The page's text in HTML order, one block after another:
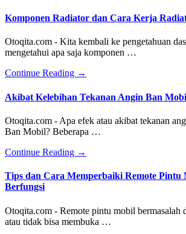
Dan
Setting
Remote
Pintu
Innova
E
Komponen Radiator dan Cara Kerja
Otoqita.com - Kita kembali ke pengetahuan
mengetahui apa saja komponen …
Continue Reading about
Radiator
Cara
Kerja
Radiator
→
Akibat Kelebihan Tekanan Angin Ban
Otoqita.com - Apa efek atau akibat tekanan
Ban Mobil? Beberapa …
Continue Reading about
Kelebihan
Tekanan
Ban
Mobil
→
Tips dan Cara Memperbaiki Remote Pintu
Berfungsi
Otoqita.com - Remote pintu mobil bermasalah
atau tidak bisa membuka …